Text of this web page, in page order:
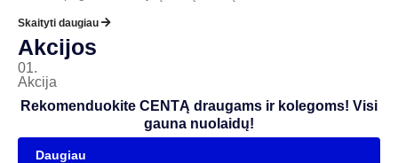
Skaityti daugiau
Akcijos
01.
Akcija
Rekomenduokite CENTĄ draugams ir kolegoms! Visi
gauna nuolaidų!
Daugiau